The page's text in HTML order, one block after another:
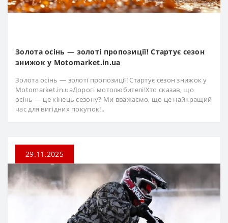
Золота осінь — золоті пропозиції! Стартує сезон
знижок у Motomarket.in.ua
Золота осінь — золоті пропозиції! Стартує сезон знижок у
Motomarket.in.uaДорогі мотолюбителі!Хто сказав, що
осінь — це кінець сезону? Ми вважаємо, що це найкращий
час для вигідних покупок!..
29.11.2025